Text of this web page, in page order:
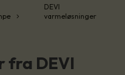
DEVI
varmeløsninger
fra DEVI